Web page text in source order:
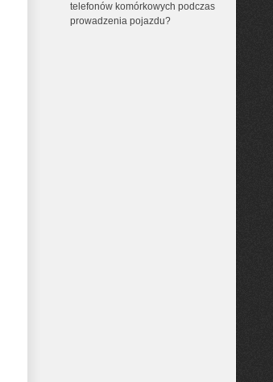
telefonów komórkowych podczas
prowadzenia pojazdu?